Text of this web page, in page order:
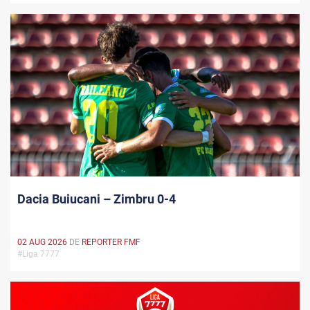
Dacia Buiucani – Zimbru 0-4
02 AUG 2026 DE REPORTER FMF
#Liga 7777